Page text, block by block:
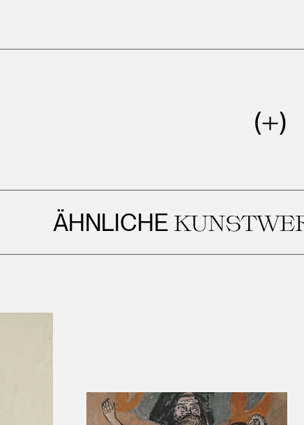
ÄHNLICHEKUNSTWERKE